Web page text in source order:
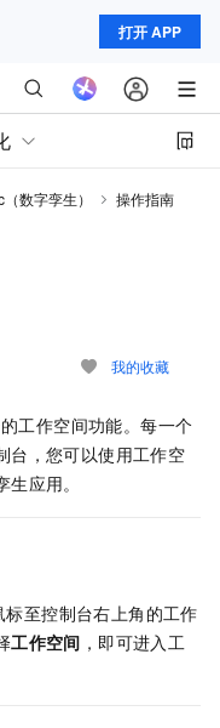
打开 APP
数字孪生）
操作指南
我的收藏
工作空间功能。每一个
台，您可以使用工作空
应用。
标至控制台右上角的工作
工作空间 ，即可进入工